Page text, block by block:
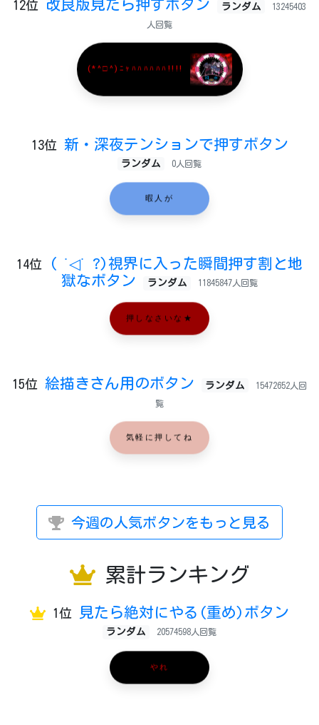
12位 改良版見たら押すボタン ランダム 13245403
人回覧
(*^□^)ﾆｬﾊﾊﾊﾊﾊﾊ!!!!
13位 新・深夜テンションで押すボタン
ランダム 0人回覧
暇人が
14位
( ˙◁˙ ?)視界に入った瞬間押す割と地
獄なボタン
ランダム 11845847人回覧
押しなさいな★
15位 絵描きさん用のボタン ランダム 15472652人回
覧
気軽に押してね
今週の人気ボタンをもっと見る
累計ランキング
1位 見たら絶対にやる(重め)ボタン
ランダム 20574598人回覧
やれ